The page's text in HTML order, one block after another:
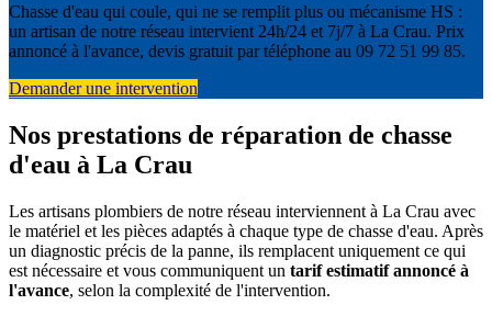
Chasse d'eau qui coule, qui ne se remplit plus ou mécanisme HS :
un artisan de notre réseau intervient 24h/24 et 7j/7 à La Crau. Prix
annoncé à l'avance, devis gratuit par téléphone au 09 72 51 99 85.
Demander une intervention
Nos prestations de réparation de chasse
d'eau à La Crau
Les artisans plombiers de notre réseau interviennent à La Crau avec
le matériel et les pièces adaptés à chaque type de chasse d'eau. Après
un diagnostic précis de la panne, ils remplacent uniquement ce qui
est nécessaire et vous communiquent un tarif estimatif annoncé à
l'avance, selon la complexité de l'intervention.